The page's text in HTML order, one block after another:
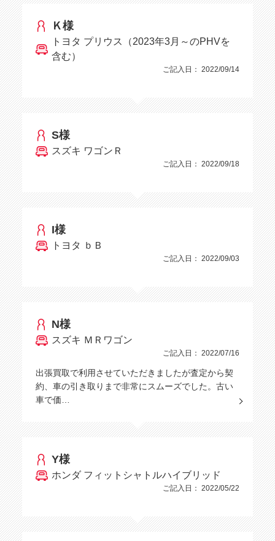
Ｋ様
トヨタ プリウス（2023年3月～のPHVを
含む）
ご記入日： 2022/09/14
S様
スズキ ワゴンＲ
ご記入日： 2022/09/18
I様
トヨタ ｂＢ
ご記入日： 2022/09/03
N様
スズキ ＭＲワゴン
ご記入日： 2022/07/16
出張買取で利用させていただきましたが査定から契
約、車の引き取りまで非常にスムーズでした。古い
車で価…
Y様
ホンダ フィットシャトルハイブリッド
ご記入日： 2022/05/22